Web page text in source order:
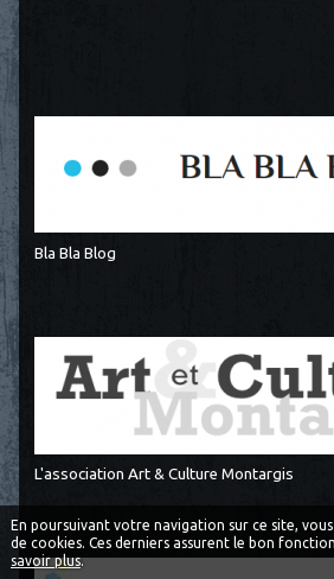
En poursuivant votre navigation sur ce site,
de cookies. Ces derniers assurent le bon
savoir plus.
Bla Bla Blog
L'association Art & Culture Montargis